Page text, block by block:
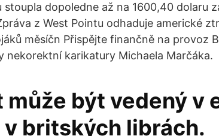
dopoledne až na 1600,40 dolaru
z West Pointu odhaduje americké
měsíčn Přispějte finančně na provoz
nekorektní karikatury Michaela Marčáka.
být vedený v
britských librách.